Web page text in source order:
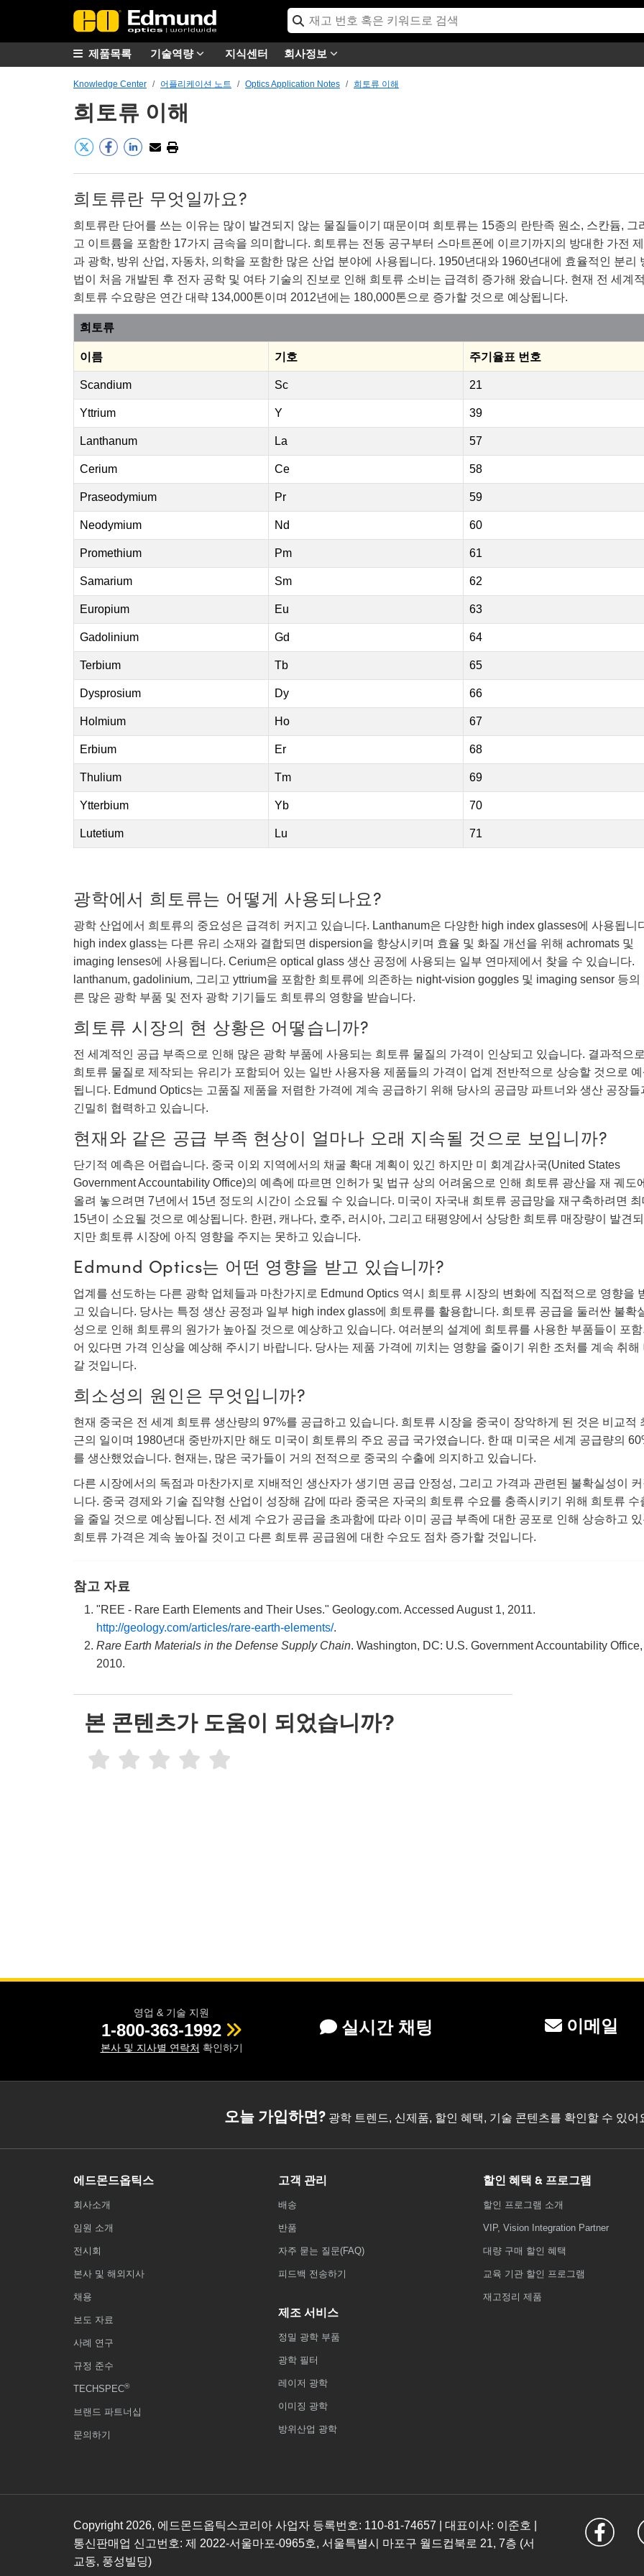
기술역량 지식센터 회사정보
제품목록
Knowledge Center 어플리케이션 노트 Optics Application Notes 희토류 이해
희토류 이해
희토류란 무엇일까요?
희토류란 단어를 쓰는 이유는 많이 발견되지 않는 물질들이기 때문이며 희토류는 15종의 란탄족 원소, 스칸듐, 그
고 이트륨을 포함한 17가지 금속을 의미합니다. 희토류는 전동 공구부터 스마트폰에 이르기까지의 방대한 가전
과 광학, 방위 산업, 자동차, 의학을 포함한 많은 산업 분야에 사용됩니다. 1950년대와 1960년대에 효율적인 분리
법이 처음 개발된 후 전자 공학 및 여타 기술의 진보로 인해 희토류 소비는 급격히 증가해 왔습니다. 현재 전 세계
희토류 수요량은 연간 대략 134,000톤이며 2012년에는 180,000톤으로 증가할 것으로 예상됩니다.
희토류
이름 기호 주기율표 번호
Scandium Sc 21
Yttrium Y 39
Lanthanum La 57
Cerium Ce 58
Praseodymium Pr 59
Neodymium Nd 60
Promethium Pm 61
Samarium Sm 62
Europium Eu 63
Gadolinium Gd 64
Terbium Tb 65
Dysprosium Dy 66
Holmium Ho 67
Erbium Er 68
Thulium Tm 69
Ytterbium Yb 70
Lutetium Lu 71
광학에서 희토류는 어떻게 사용되나요?
광학 산업에서 희토류의 중요성은 급격히 커지고 있습니다. Lanthanum은 다양한 high index glasses에 사용됩니
high index glass는 다른 유리 소재와 결합되면 dispersion을 향상시키며 효율 및 화질 개선을 위해 achromats 및
imaging lenses에 사용됩니다. Cerium은 optical glass 생산 공정에 사용되는 일부 연마제에서 찾을 수 있습니다.
lanthanum, gadolinium, 그리고 yttrium을 포함한 희토류에 의존하는 night-vision goggles 및 imaging sensor 등의
른 많은 광학 부품 및 전자 광학 기기들도 희토류의 영향을 받습니다.
희토류 시장의 현 상황은 어떻습니까?
전 세계적인 공급 부족으로 인해 많은 광학 부품에 사용되는 희토류 물질의 가격이 인상되고 있습니다. 결과적으
희토류 물질로 제작되는 유리가 포함되어 있는 일반 사용자용 제품들의 가격이 업계 전반적으로 상승할 것으로
됩니다. Edmund Optics는 고품질 제품을 저렴한 가격에 계속 공급하기 위해 당사의 공급망 파트너와 생산 공장들
긴밀히 협력하고 있습니다.
현재와 같은 공급 부족 현상이 얼마나 오래 지속될 것으로 보입니까?
단기적 예측은 어렵습니다. 중국 이외 지역에서의 채굴 확대 계획이 있긴 하지만 미 회계감사국(United States
Government Accountability Office)의 예측에 따르면 인허가 및 법규 상의 어려움으로 인해 희토류 광산을 재 궤도
올려 놓으려면 7년에서 15년 정도의 시간이 소요될 수 있습니다. 미국이 자국내 희토류 공급망을 재구축하려면 최
15년이 소요될 것으로 예상됩니다. 한편, 캐나다, 호주, 러시아, 그리고 태평양에서 상당한 희토류 매장량이 발견
지만 희토류 시장에 아직 영향을 주지는 못하고 있습니다.
Edmund Optics는 어떤 영향을 받고 있습니까?
업계를 선도하는 다른 광학 업체들과 마찬가지로 Edmund Optics 역시 희토류 시장의 변화에 직접적으로 영향을
고 있습니다. 당사는 특정 생산 공정과 일부 high index glass에 희토류를 활용합니다. 희토류 공급을 둘러싼 불확
성으로 인해 희토류의 원가가 높아질 것으로 예상하고 있습니다. 여러분의 설계에 희토류를 사용한 부품들이 포
어 있다면 가격 인상을 예상해 주시기 바랍니다. 당사는 제품 가격에 끼치는 영향을 줄이기 위한 조처를 계속 취해
갈 것입니다.
희소성의 원인은 무엇입니까?
현재 중국은 전 세계 희토류 생산량의 97%를 공급하고 있습니다. 희토류 시장을 중국이 장악하게 된 것은 비교적
근의 일이며 1980년대 중반까지만 해도 미국이 희토류의 주요 공급 국가였습니다. 한 때 미국은 세계 공급량의
를 생산했었습니다. 현재는, 많은 국가들이 거의 전적으로 중국의 수출에 의지하고 있습니다.
다른 시장에서의 독점과 마찬가지로 지배적인 생산자가 생기면 공급 안정성, 그리고 가격과 관련된 불확실성이
니다. 중국 경제와 기술 집약형 산업이 성장해 감에 따라 중국은 자국의 희토류 수요를 충족시키기 위해 희토류 수
을 줄일 것으로 예상됩니다. 전 세계 수요가 공급을 초과함에 따라 이미 공급 부족에 대한 공포로 인해 상승하고
희토류 가격은 계속 높아질 것이고 다른 희토류 공급원에 대한 수요도 점차 증가할 것입니다.
참고 자료
"REE - Rare Earth Elements and Their Uses." Geology.com. Accessed August 1, 2011.
http://geology.com/articles/rare-earth-elements/.
Rare Earth Materials in the Defense Supply Chain. Washington, DC: U.S. Government Accountability Office,
2010.
본 콘텐츠가 도움이 되었습니까?
영업 & 기술 지원
1-800-363-1992
본사 및 지사별 연락처 확인하기
실시간 채팅 이메일
오늘 가입하면?광학 트렌드, 신제품, 할인 혜택, 기술 콘텐츠를 확인할 수 있어
에드몬드옵틱스
회사소개
임원 소개
전시회
본사 및 해외지사
채용
보도 자료
사례 연구
규정 준수
TECHSPEC®
브랜드 파트너십
문의하기
고객 관리
배송
반품
자주 묻는 질문(FAQ)
피드백 전송하기
제조 서비스
정밀 광학 부품
광학 필터
레이저 광학
이미징 광학
방위산업 광학
할인 혜택 & 프로그램
할인 프로그램 소개
VIP, Vision Integration Partner
대량 구매 할인 혜택
교육 기관 할인 프로그램
재고정리 제품
Copyright 2026, 에드몬드옵틱스코리아 사업자 등록번호: 110-81-74657 | 대표이사: 이준호 |
통신판매업 신고번호: 제 2022-서울마포-0965호, 서울특별시 마포구 월드컵북로 21, 7층 (서
교동, 풍성빌딩)